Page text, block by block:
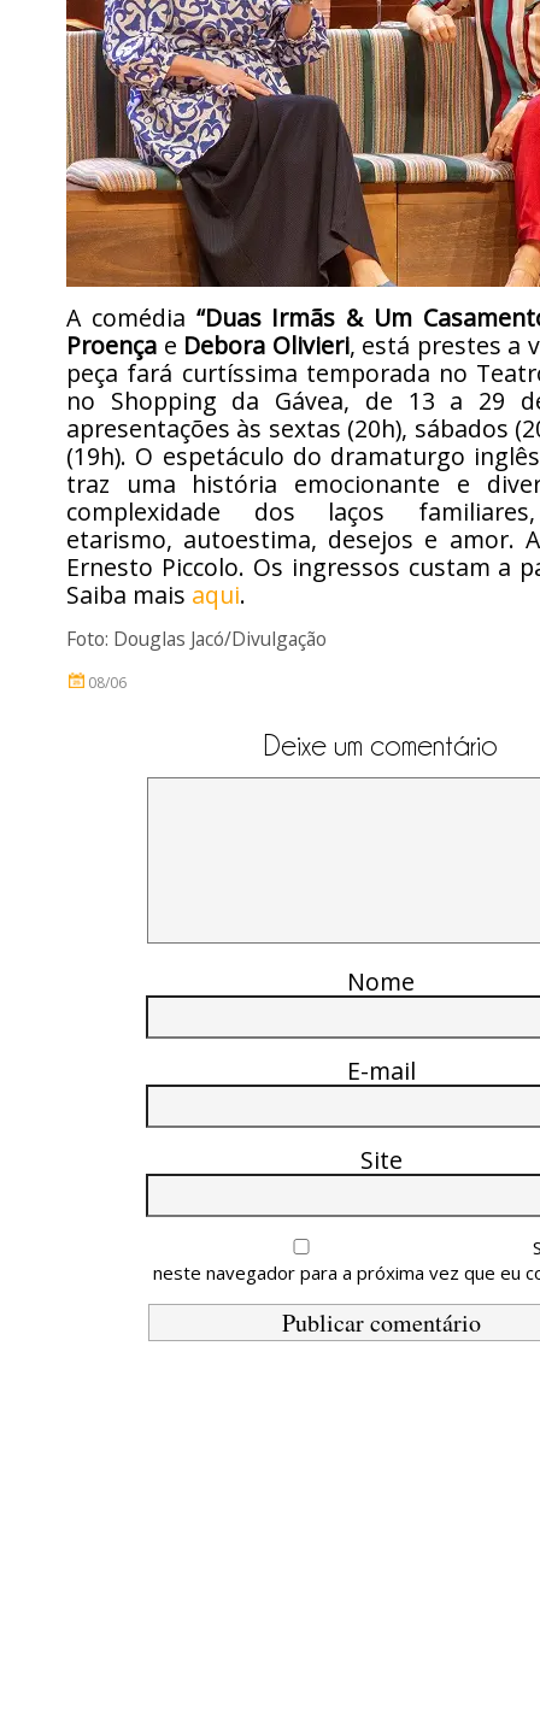
A comédia “Duas Irmãs & Um
Proença e Debora Olivieri, está prestes a
peça fará curtíssima temporada no
no Shopping da Gávea, de 13 a 29
apresentações às sextas (20h), sábados
(19h). O espetáculo do dramaturgo
traz uma história emocionante e
complexidade dos laços
etarismo, autoestima, desejos e amor.
Ernesto Piccolo. Os ingressos custam a
Saiba mais aqui.
Foto: Douglas Jacó/Divulgação
08/06
Deixe um comentário
Nome
E-mail
Site
neste navegador para a próxima vez que eu